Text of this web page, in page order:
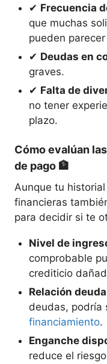
✔ Frecuencia
que muchas
pueden
✔ Deudas en
graves.
✔ Falta de
no tener
plazo.
Cómo evalúan
de pago 🏦
Aunque tu
financieras
para decidir si te
Nivel de
comprobable
crediticio
Relación
deudas, podría
financiamiento.
Enganche
reduce el